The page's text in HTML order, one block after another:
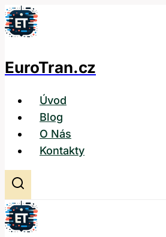
Přeskočit
na
EuroTran.cz
Úvod
Blog
O Nás
Kontakty